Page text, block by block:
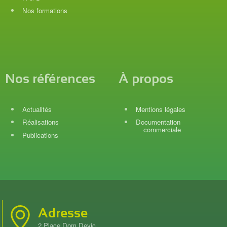
Nos formations
Nos références
Actualités
Réalisations
Publications
À propos
Mentions légales
Documentation
commerciale
Adresse